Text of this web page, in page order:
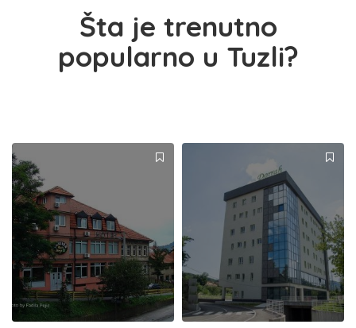
Šta je trenutno
popularno u Tuzli?